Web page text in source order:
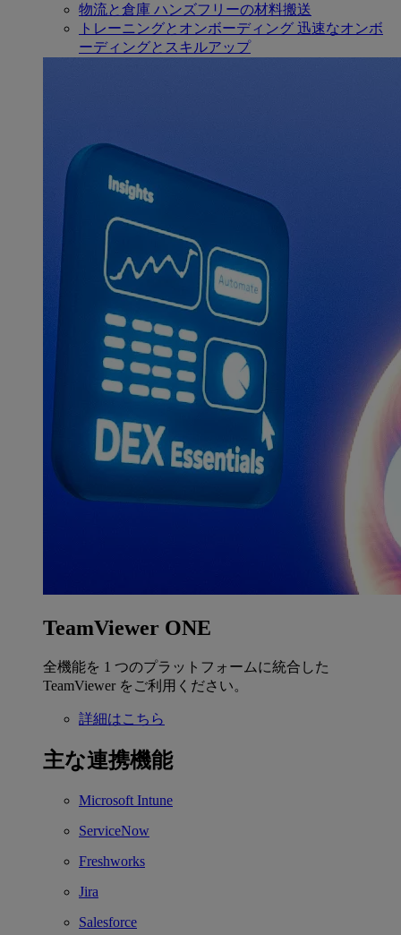
物流と倉庫 ハンズフリーの材料搬送
トレーニングとオンボーディング 迅速なオンボ
ーディングとスキルアップ
TeamViewer ONE
全機能を 1 つのプラットフォームに統合した
TeamViewer をご利用ください。
詳細はこちら
主な連携機能
Microsoft Intune
ServiceNow
Freshworks
Jira
Salesforce